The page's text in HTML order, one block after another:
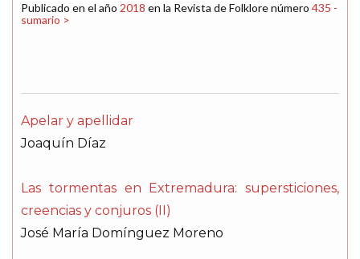
Publicado en el año 2018 en la Revista de Folklore número 435 -
sumario >
Apelar y apellidar
Joaquín Díaz
Las tormentas en Extremadura: supersticiones,
creencias y conjuros (II)
José María Domínguez Moreno